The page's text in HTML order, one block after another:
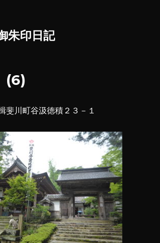
朱印日記
(6)
斐川町谷汲徳積２３－１